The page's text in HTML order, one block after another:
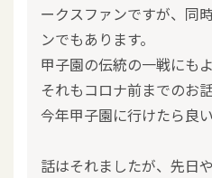
ークスファンですが、同
ンでもあります。
甲子園の伝統の一戦にも
それもコロナ前までのお話
今年甲子園に行けたら良
話はそれましたが、先日